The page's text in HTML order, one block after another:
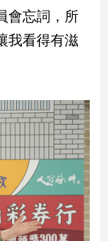
會忘詞，所
我看得有滋